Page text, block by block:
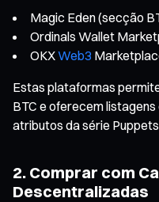
Magic Eden (secção
Ordinals Wallet
OKXWeb3
Estas plataformas
BTC e oferecem
atributos da série
2. Comprar com
Descentralizadas